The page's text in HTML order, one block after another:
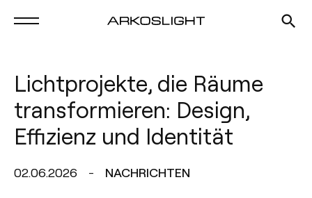
Lichtprojekte, die Räume
transformieren: Design,
Effizienz und Identität
02.06.2026 NACHRICHTEN